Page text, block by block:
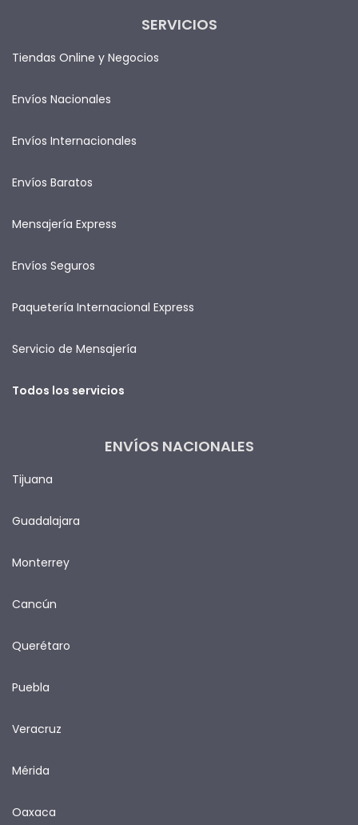
SERVICIOS
Tiendas Online y Negocios
Envíos Nacionales
Envíos Internacionales
Envíos Baratos
Mensajería Express
Envíos Seguros
Paquetería Internacional Express
Servicio de Mensajería
Todos los servicios
ENVÍOS NACIONALES
Tijuana
Guadalajara
Monterrey
Cancún
Querétaro
Puebla
Veracruz
Mérida
Oaxaca